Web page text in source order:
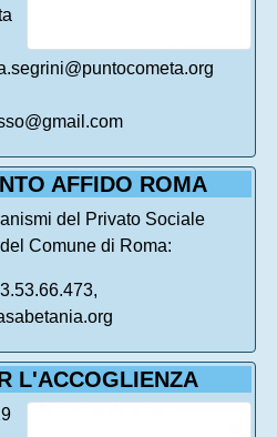
AFFIDO ROMA
del Privato Sociale
Comune di Roma:
L'ACCOGLIENZA